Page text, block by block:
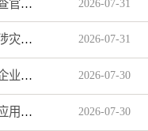
山东：全省首个海关知识产权技术调查官制度落地济南自贸片区 2026-07-31
公安机关持续严厉打击编造传播涉汛涉灾网络谣言 2026-07-31
市市场监管委关于印发《天津市连锁企业食品经营许可“先证后核”信用承诺审批实施办法》的通知 2026-07-30
黑龙江：出台医疗卫生领域人工智能应用工作实施方案 2026-07-30